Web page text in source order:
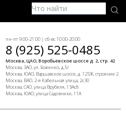
пн-пт 9:00-21:00 | сб-вс 10:00-20:00
8 (925) 525-0485
Москва, ЦАО, Воробьевское шоссе д. 2, стр. 42
Москва, ЗАО, ул. Боженко, д.5г
Москва, ЮАО, Варшавское шоссе, д. 125Ж, строение 2
Москва, ВАО, 2-я Кабельная улица, 2с30
Москва, САО, улица Врубеля, 13Ас8
Москва, ЮАО, улица Садовники, 11А